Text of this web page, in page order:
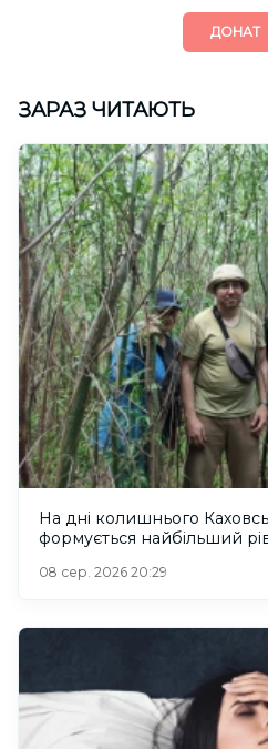
ДОНАТ
ЗАРАЗ ЧИТАЮТЬ
На дні колишнього
формується найбільший
08 сер. 2026 20:29